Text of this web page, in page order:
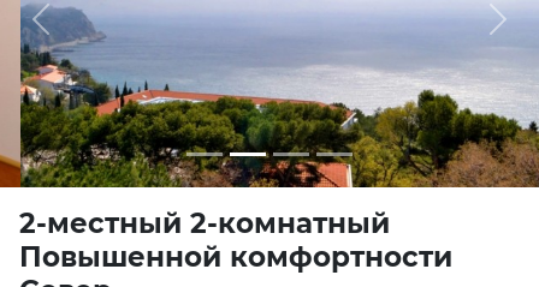
Previous Next
2-местный 2-комнатный
Повышенной комфортности